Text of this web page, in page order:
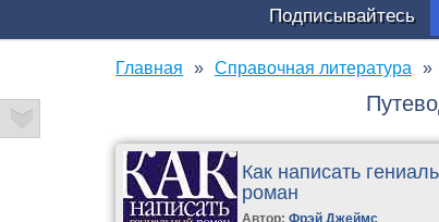
Подписывайтесь
Главная Справочная литература
Как написать
роман
Автор:Фрэй Джеймс